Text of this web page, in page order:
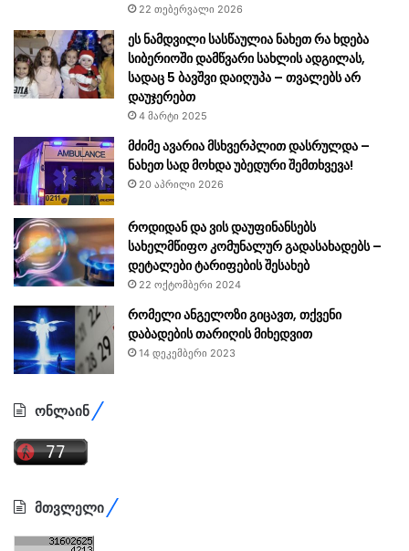
22 თებერვალი 2026
ეს ნამდვილი სასწაულია ნახეთ რა ხდება
სიბერიოში დამწვარი სახლის ადგილას,
სადაც 5 ბავშვი დაიღუპა – თვალებს არ
დაუჯერებთ
4 მარტი 2025
მძიმე ავარია მსხვერპლით დასრულდა –
ნახეთ სად მოხდა უბედური შემთხვევა!
20 აპრილი 2026
როდიდან და ვის დაუფინანსებს
სახელმწიფო კომუნალურ გადასახადებს –
დეტალები ტარიფების შესახებ
22 ოქტომბერი 2024
რომელი ანგელოზი გიცავთ, თქვენი
დაბადების თარიღის მიხედვით
14 დეკემბერი 2023
ონლაინ
მთვლელი